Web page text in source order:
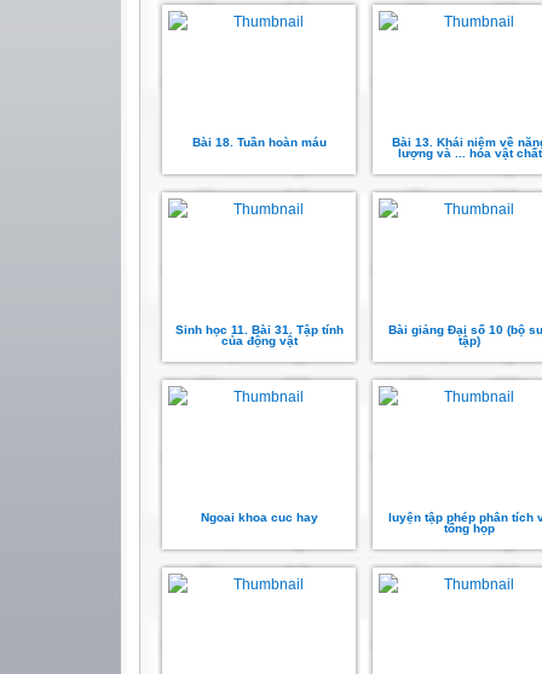
Bài 18. Tuần hoàn máu
Bài 13. Khái niệm về
lượng và ... hóa vật chất
Sinh học 11. Bài 31. Tập tính
của động vật
Bài giảng Đại số 10 (bộ
tập)
Ngoai khoa cuc hay
luyện tập phép phân tích
tổng họp